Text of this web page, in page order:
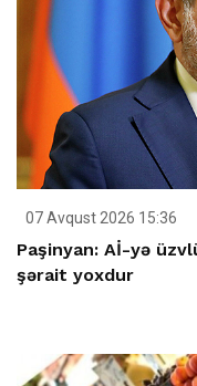
07 Avqust 2026 15:36
Paşinyan: Aİ-yə
şərait yoxdur